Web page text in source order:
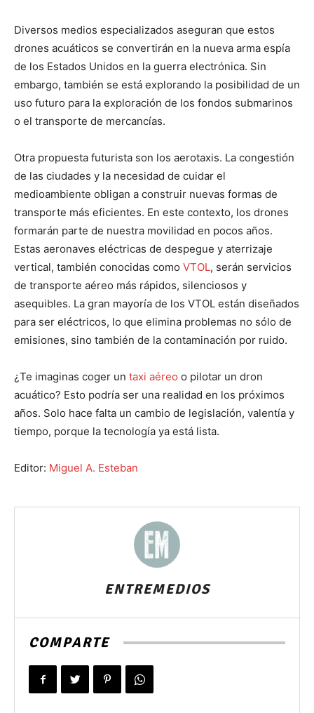
Diversos medios especializados aseguran que estos
drones acuáticos se convertirán en la nueva arma espía
de los Estados Unidos en la guerra electrónica. Sin
embargo, también se está explorando la posibilidad de un
uso futuro para la exploración de los fondos submarinos
o el transporte de mercancías.
Otra propuesta futurista son los aerotaxis. La congestión
de las ciudades y la necesidad de cuidar el
medioambiente obligan a construir nuevas formas de
transporte más eficientes. En este contexto, los drones
formarán parte de nuestra movilidad en pocos años.
Estas aeronaves eléctricas de despegue y aterrizaje
vertical, también conocidas como VTOL, serán servicios
de transporte aéreo más rápidos, silenciosos y
asequibles. La gran mayoría de los VTOL están diseñados
para ser eléctricos, lo que elimina problemas no sólo de
emisiones, sino también de la contaminación por ruido.
¿Te imaginas coger un taxi aéreo o pilotar un dron
acuático? Esto podría ser una realidad en los próximos
años. Solo hace falta un cambio de legislación, valentía y
tiempo, porque la tecnología ya está lista.
Editor: Miguel A. Esteban
ENTREMEDIOS
COMPARTE